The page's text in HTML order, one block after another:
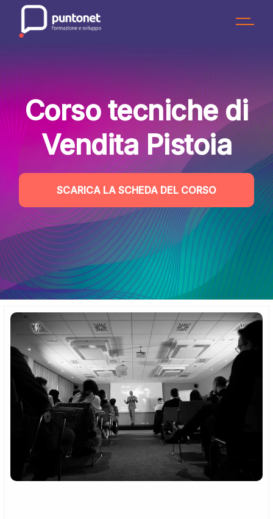
content
Corso tecniche di
Vendita Pistoia
SCARICA LA SCHEDA DEL CORSO